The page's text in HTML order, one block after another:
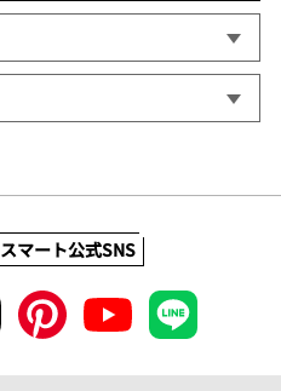
スマート公式SNS